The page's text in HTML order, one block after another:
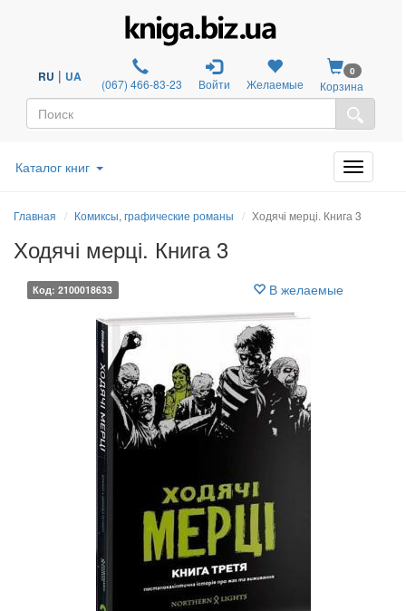
RU | UA (067) 466-83-23 Войти Желаемые
0
Корзина
Каталог книг
Главная Комиксы, графические романы Ходячі мерці. Книга 3
Ходячі мерці. Книга 3
Код: 2100018633 В желаемые